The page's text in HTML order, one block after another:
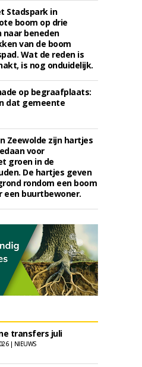
Stadspark in
boom op drie
beneden
van de boom
Wat de reden is
is nog onduidelijk.
op begraafplaats:
dat gemeente
Zeewolde zijn hartjes
voor
groen in de
De hartjes geven
rondom een boom
een buurtbewoner.
transfers juli
| NIEUWS